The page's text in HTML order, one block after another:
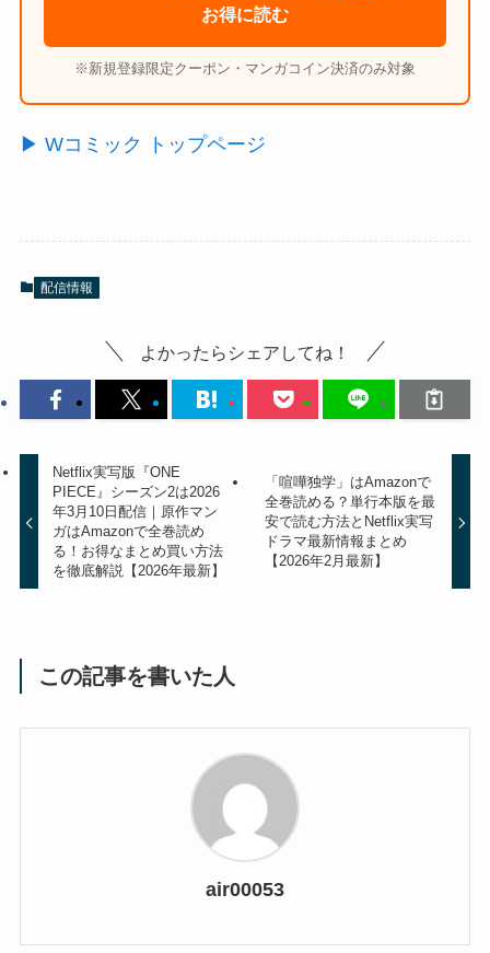
お得に読む
※新規登録限定クーポン・マンガコイン決済のみ対象
▶ Wコミック トップページ
配信情報
よかったらシェアしてね！
Netflix実写版『ONE
PIECE』シーズン2は2026
年3月10日配信｜原作マン
ガはAmazonで全巻読め
る！お得なまとめ買い方法
を徹底解説【2026年最新】
「喧嘩独学」はAmazonで
全巻読める？単行本版を最
安で読む方法とNetflix実写
ドラマ最新情報まとめ
【2026年2月最新】
この記事を書いた人
air00053